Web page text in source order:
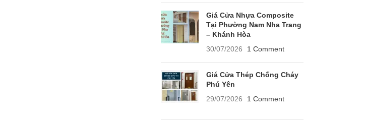
Giá Cửa Nhựa Composite
Tại Phường Nam Nha Trang
– Khánh Hòa
30/07/2026
1 Comment
Giá Cửa Thép Chống Cháy
Phú Yên
29/07/2026
1 Comment